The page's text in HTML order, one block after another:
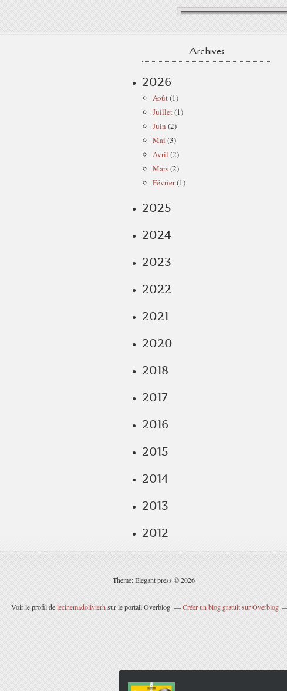
Archives
2026
Août(1)
Juillet(1)
Juin (2)
Mai (3)
Avril (2)
Mars(2)
Février(1)
2025
2024
2023
2022
2021
2020
2018
2017
2016
2015
2014
2013
2012
Theme: Elegant press © 2026
Voir le profil delecinemadolivierhsur le portail Overblog Créer un blog gratuit sur Overblog